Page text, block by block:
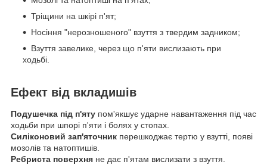
Тріщини на шкірі п'ят;
Носіння "нерозношеного" взуття з твердим задником;
Взуття завелике, через що п'яти вислизають при
ходьбі.
Ефект від вкладишів
Подушечка під п'яту пом'якшує ударне навантаження під час
ходьби при шпорі п'яти і болях у стопах.
Силіконовий зап'яточник перешкоджає тертю у взутті, появі
мозолів та натоптишів.
Ребриста поверхня не дає п'ятам вислизати з взуття.